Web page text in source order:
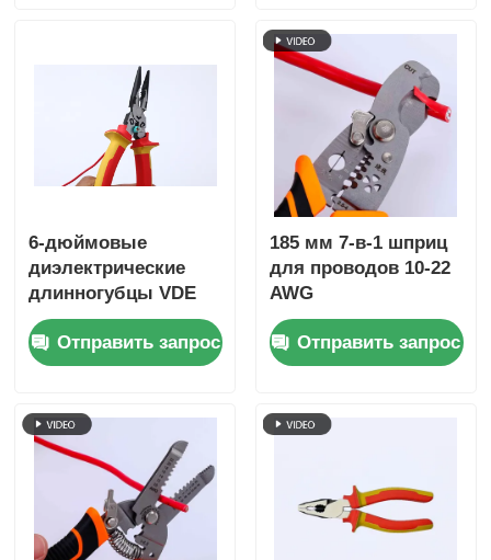
сверхтвердых
материалов
6-дюймовые
диэлектрические
длинногубцы VDE
1000 В для
электриков
Отправить запрос
185 мм 7-в-1 шприц
для проводов 10-22
AWG
Отправить запрос